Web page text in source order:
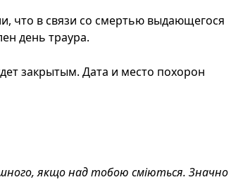
что в связи со смертью выдающегося
день траура.
закрытым. Дата и место похорон
якщо над тобою сміються. Значно